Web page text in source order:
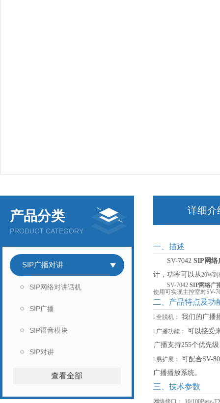
产品分类
PRODUCT CATEGORY
SIP广播对讲
SIP网络对讲话机
SIP广播
SIP语音模块
SIP对讲
查看全部
详细介
一、描述
SV-7042 SIP网络
计，功率可以从20W到
SV-7042 SIP网络广
使用可实现主控室对SV-
二、产品特点及功
l 全脱机： 我们的广播
l 广播功能：
可以接受
广播支持255个优先
l 易扩展： 可配合SV-
广播播放系统。
三、技术参数
网络接口： 10/100Base-